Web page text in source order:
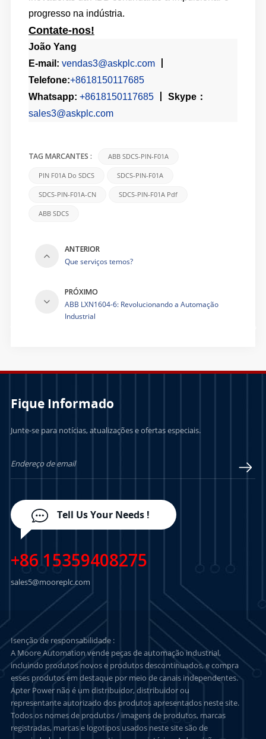
progresso na indústria.
Contate-nos!
João Yang
E-mail: vendas3@askplc.com
Telefone:+8618150117685
Whatsapp: +8618150117685 Skype：
sales3@askplc.com
TAG MARCANTES : ABB SDCS-PIN-F01A
PIN F01A Do SDCS SDCS-PIN-F01A
SDCS-PIN-F01A-CN SDCS-PIN-F01A Pdf
ABB SDCS
ANTERIOR
Que serviços temos?
PRÓXIMO
ABB LXN1604-6: Revolucionando a Automação
Industrial
Fique Informado
Junte-se para notícias, atualizações e ofertas especiais.
Tell Us Your Needs !
+86 15359408275
sales5@mooreplc.com
Isenção de responsabilidade :
A Moore Automation vende peças de automação industrial,
incluindo produtos novos e produtos descontinuados, e compra
esses produtos em destaque por meio de canais independentes.
Apter Power não é um distribuidor, distribuidor ou
representante autorizado dos produtos apresentados neste site.
Todos os nomes de produtos / imagens de produtos, marcas
registradas, marcas e logotipos usados neste site são de